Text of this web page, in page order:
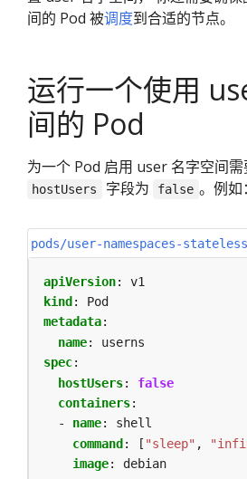
间的 Pod 被调度到合适的节点。
运行一个使用
间的 Pod
为一个 Pod 启用 user 名字空间需
hostUsers 字段为 false 。例如：
pods/user-namespaces-
apiVersion:
v1
kind :
Pod
metadata:
name:
userns
spec:
hostUsers:
false
containers:
- name:
shell
command : [ "sleep" ,
image: debian